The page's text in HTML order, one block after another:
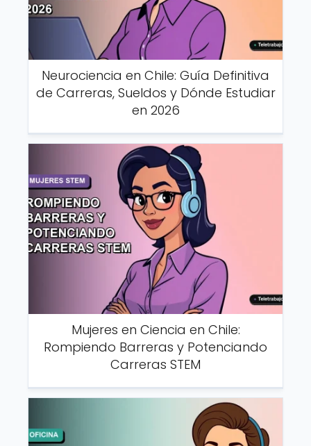
Neurociencia en Chile: Guía Definitiva
de Carreras, Sueldos y Dónde Estudiar
en 2026
Mujeres en Ciencia en Chile:
Rompiendo Barreras y Potenciando
Carreras STEM